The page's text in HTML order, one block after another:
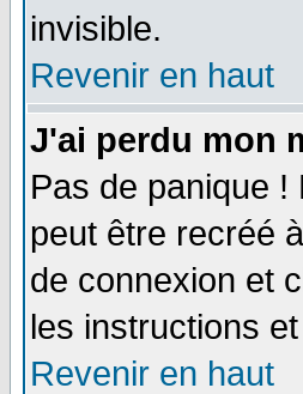
invisible.
Revenir en haut
J'ai perdu mon
Pas de panique
peut être recréé
de connexion et
les instructions
Revenir en haut